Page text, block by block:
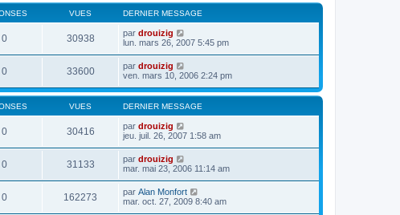
VUES DERNIER MESSAGE
0 30938 par drouizig
lun. mars 26, 2007 5:45 pm
0 33600 par drouizig
ven. mars 10, 2006 2:24 pm
VUES DERNIER MESSAGE
0 30416 par drouizig
jeu. juil. 26, 2007 1:58 am
0 31133 par drouizig
mar. mai 23, 2006 11:14 am
0 162273 par Alan Monfort
mar. oct. 27, 2009 8:40 am